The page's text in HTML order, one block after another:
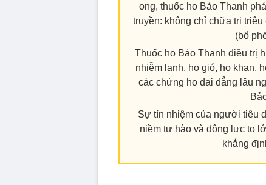
ong, thuốc ho Bảo Thanh
truyền: không chỉ chữa trị
(bổ
Thuốc ho Bảo Thanh điều trị
nhiễm lạnh, ho gió, ho khan,
các chứng ho dai dẳng lâu
Sự tín nhiệm của người tiêu
niềm tự hào và động lực to
khẳng